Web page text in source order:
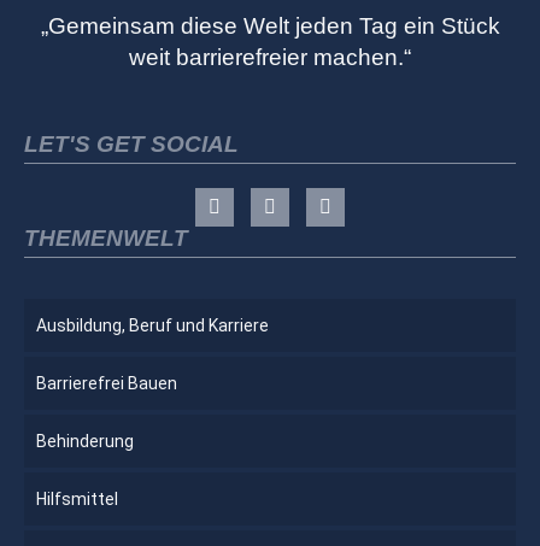
„Gemeinsam diese Welt jeden Tag ein Stück
weit barrierefreier machen.“
LET'S GET SOCIAL
THEMENWELT
Ausbildung, Beruf und Karriere
Barrierefrei Bauen
Behinderung
Hilfsmittel